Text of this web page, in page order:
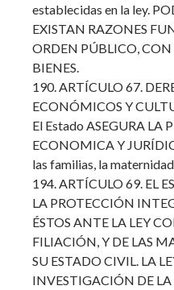
establecidas en la ley.
EXISTAN RAZONES
ORDEN PÚBLICO, CON
BIENES.
190. ARTÍCULO 67.
ECONÓMICOS Y
El Estado ASEGURA LA
ECONOMICA Y
las familias, la
194. ARTÍCULO 69. EL
LA PROTECCIÓN
ÉSTOS ANTE LA LEY
FILIACIÓN, Y DE LAS
SU ESTADO CIVIL. LA
INVESTIGACIÓN DE LA